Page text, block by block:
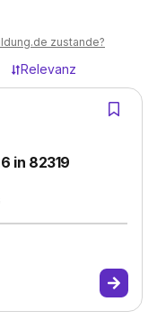
zustande?
Relevanz
in 82319